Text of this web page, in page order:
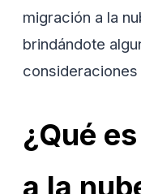
migración a la
brindándote
¿Qué
a la